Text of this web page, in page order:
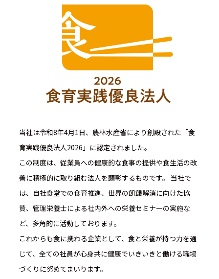
当社は令和8年4月1日、農林水産省により創設された「食
育実践優良法人2026」に認定されました。
この制度は、従業員への健康的な食事の提供や食生活の改
善に積極的に取り組む法人を顕彰するものです。 当社で
は、自社食堂での食育推進、世界の飢餓解消に向けた協
賛、管理栄養士による社内外への栄養セミナーの実施な
ど、多角的に活動しております。
これからも食に携わる企業として、食と栄養が持つ力を通
じて、全ての社員が心身共に健康でいきいきと働ける職場
づくりに努めてまいります。